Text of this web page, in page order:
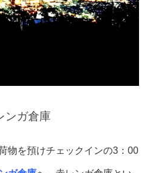
ンガ倉庫
物を預けチェックインの3：00